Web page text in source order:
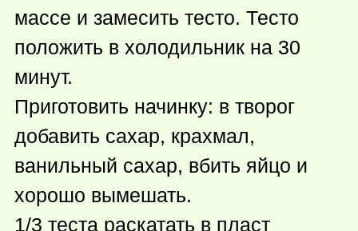
массе и замесить тесто. Тесто
положить в холодильник на 30
минут.
Приготовить начинку: в творог
добавить сахар, крахмал,
ванильный сахар, вбить яйцо и
хорошо вымешать.
1/3 теста раскатать в пласт